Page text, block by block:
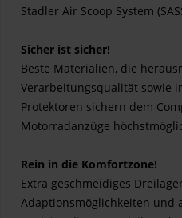
Stadler Air Scoop System
Sicher ist sicher!
Beste Materialien, die
Verarbeitungsqualität sowie
Protektoren sichern dem
Motorradanzüge
Rein in die Komfortzone!
Extra geschmeidiges
Adaptionsmöglichkeiten und